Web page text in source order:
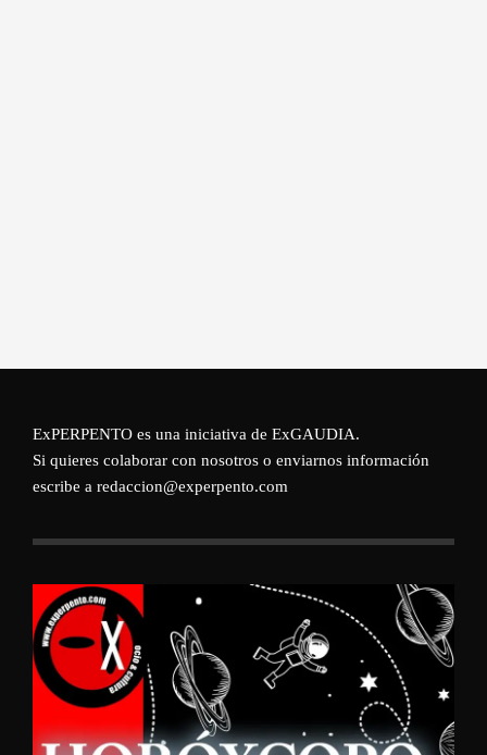
ExPERPENTO es una iniciativa de ExGAUDIA.
Si quieres colaborar con nosotros o enviarnos información
escribe a redaccion@experpento.com